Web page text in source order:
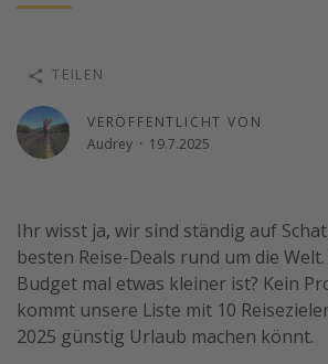
Roadtrips
Strandurlaub
Gruppenreisen
Hotels in Hamburg
Hotels in Amsterdam
VERÖFFENTLICHT VON
Audrey · 19.7.2025
TEILEN
Ihr wisst ja, wir sind ständig auf
besten Reise-Deals rund um die
Budget mal etwas kleiner ist? Kein
kommt unsere Liste mit 10
2025 günstig Urlaub machen könnt.